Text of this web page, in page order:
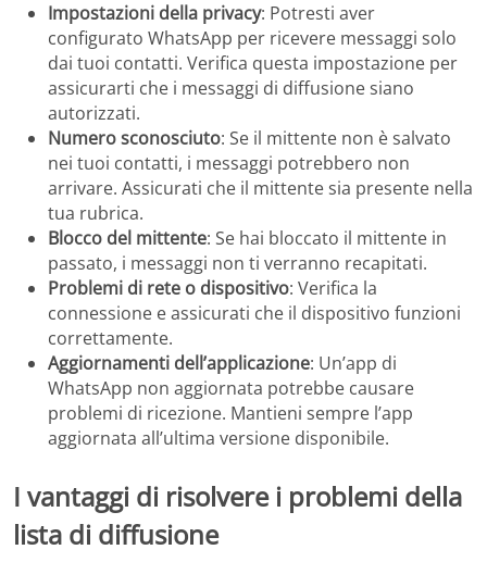
Impostazioni della privacy: Potresti aver
configurato WhatsApp per ricevere messaggi solo
dai tuoi contatti. Verifica questa impostazione per
assicurarti che i messaggi di diffusione siano
autorizzati.
Numero sconosciuto: Se il mittente non è salvato
nei tuoi contatti, i messaggi potrebbero non
arrivare. Assicurati che il mittente sia presente nella
tua rubrica.
Blocco del mittente: Se hai bloccato il mittente in
passato, i messaggi non ti verranno recapitati.
Problemi di rete o dispositivo: Verifica la
connessione e assicurati che il dispositivo funzioni
correttamente.
Aggiornamenti dell’applicazione: Un’app di
WhatsApp non aggiornata potrebbe causare
problemi di ricezione. Mantieni sempre l’app
aggiornata all’ultima versione disponibile.
I vantaggi di risolvere i problemi della
lista di diffusione